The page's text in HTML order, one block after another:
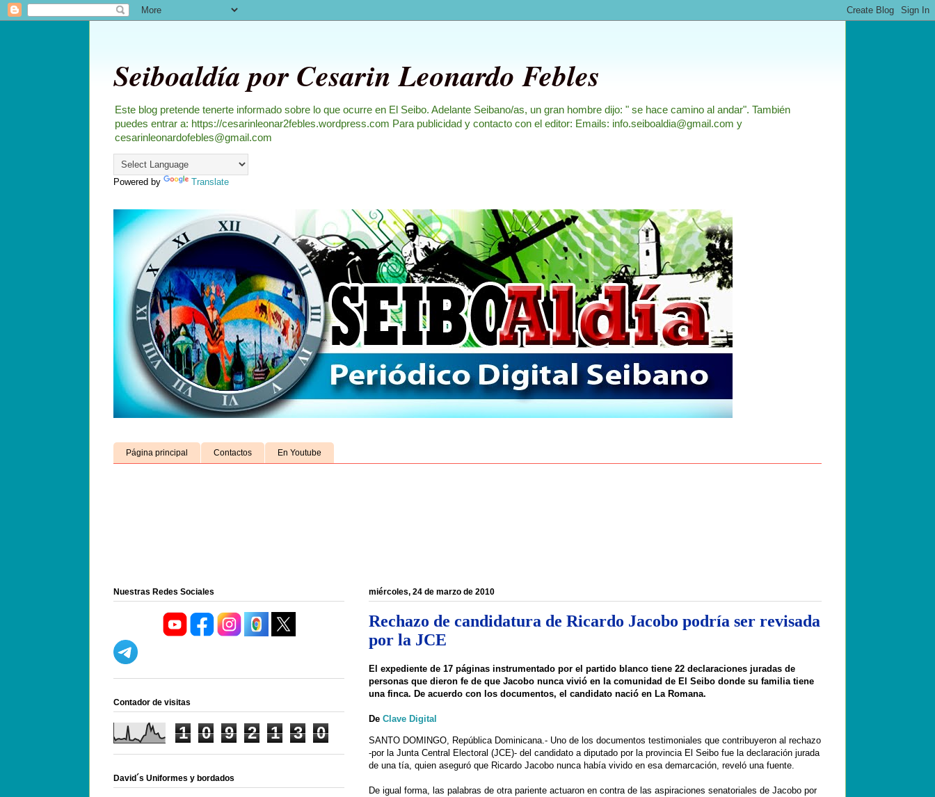
Seiboaldía por Cesarin Leonardo Febles
Este blog pretende tenerte informado sobre lo que ocurre en El Seibo. Adelante Seibano/as, un gran hombre dijo: " se hace camino al andar". También
puedes entrar a: https://cesarinleonar2febles.wordpress.com Para publicidad y contacto con el editor: Emails: info.seiboaldia@gmail.com y
cesarinleonardofebles@gmail.com
Powered by Translate
Página principal Contactos En Youtube
miércoles, 24 de marzo de 2010
Rechazo de candidatura de Ricardo Jacobo podría ser revisada
por la JCE
El expediente de 17 páginas instrumentado por el partido blanco tiene 22 declaraciones juradas de
personas que dieron fe de que Jacobo nunca vivió en la comunidad de El Seibo donde su familia tiene
una finca. De acuerdo con los documentos, el candidato nació en La Romana.
De Clave Digital
SANTO DOMINGO, República Dominicana.- Uno de los documentos testimoniales que contribuyeron al rechazo
-por la Junta Central Electoral (JCE)- del candidato a diputado por la provincia El Seibo fue la declaración jurada
de una tía, quien aseguró que Ricardo Jacobo nunca había vivido en esa demarcación, reveló una fuente.
De igual forma, las palabras de otra pariente actuaron en contra de las aspiraciones senatoriales de Jacobo por
Nuestras Redes Sociales
Contador de visitas
1 0 9 2 1 3 0
David´s Uniformes y bordados